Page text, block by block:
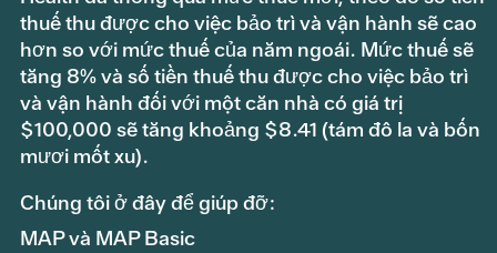
thuế thu được cho việc bảo trì và vận hành sẽ cao
hơn so với mức thuế của năm ngoái. Mức thuế sẽ
tăng 8% và số tiền thuế thu được cho việc bảo trì
và vận hành đối với một căn nhà có giá trị
$100,000 sẽ tăng khoảng $8.41 (tám đô la và bốn
mươi mốt xu).
Chúng tôi ở đây để giúp đỡ:
MAP và MAP Basic